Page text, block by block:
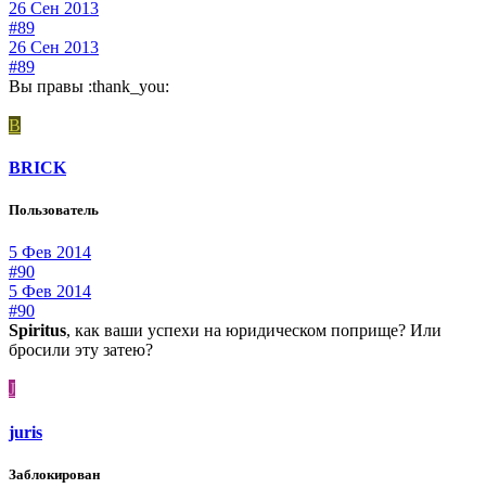
26 Сен 2013
#89
26 Сен 2013
#89
Вы правы :thank_you:
B
BRICK
Пользователь
5 Фев 2014
#90
5 Фев 2014
#90
Spiritus, как ваши успехи на юридическом поприще? Или
бросили эту затею?
J
juris
Заблокирован